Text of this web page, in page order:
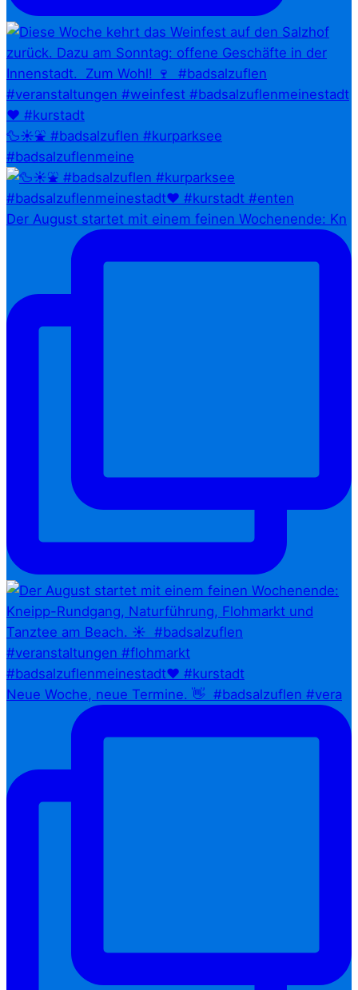
🦆☀️⛲ #badsalzuflen #kurparksee
#badsalzuflenmeine
Der August startet mit einem feinen Wochenende: Kn
Neue Woche, neue Termine. 👋⁠ ⁠ #badsalzuflen #vera